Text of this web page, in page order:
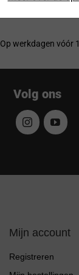
Op werkdagen vóór
Volg ons
Mijn account
Registreren